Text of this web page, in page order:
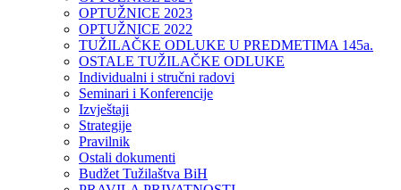
OPTUŽNICE 2023
OPTUŽNICE 2022
TUŽILAČKE ODLUKE U PREDMETIMA 145a.
OSTALE TUŽILAČKE ODLUKE
Individualni i stručni radovi
Seminari i Konferencije
Izvještaji
Strategije
Pravilnik
Ostali dokumenti
Budžet Tužilaštva BiH